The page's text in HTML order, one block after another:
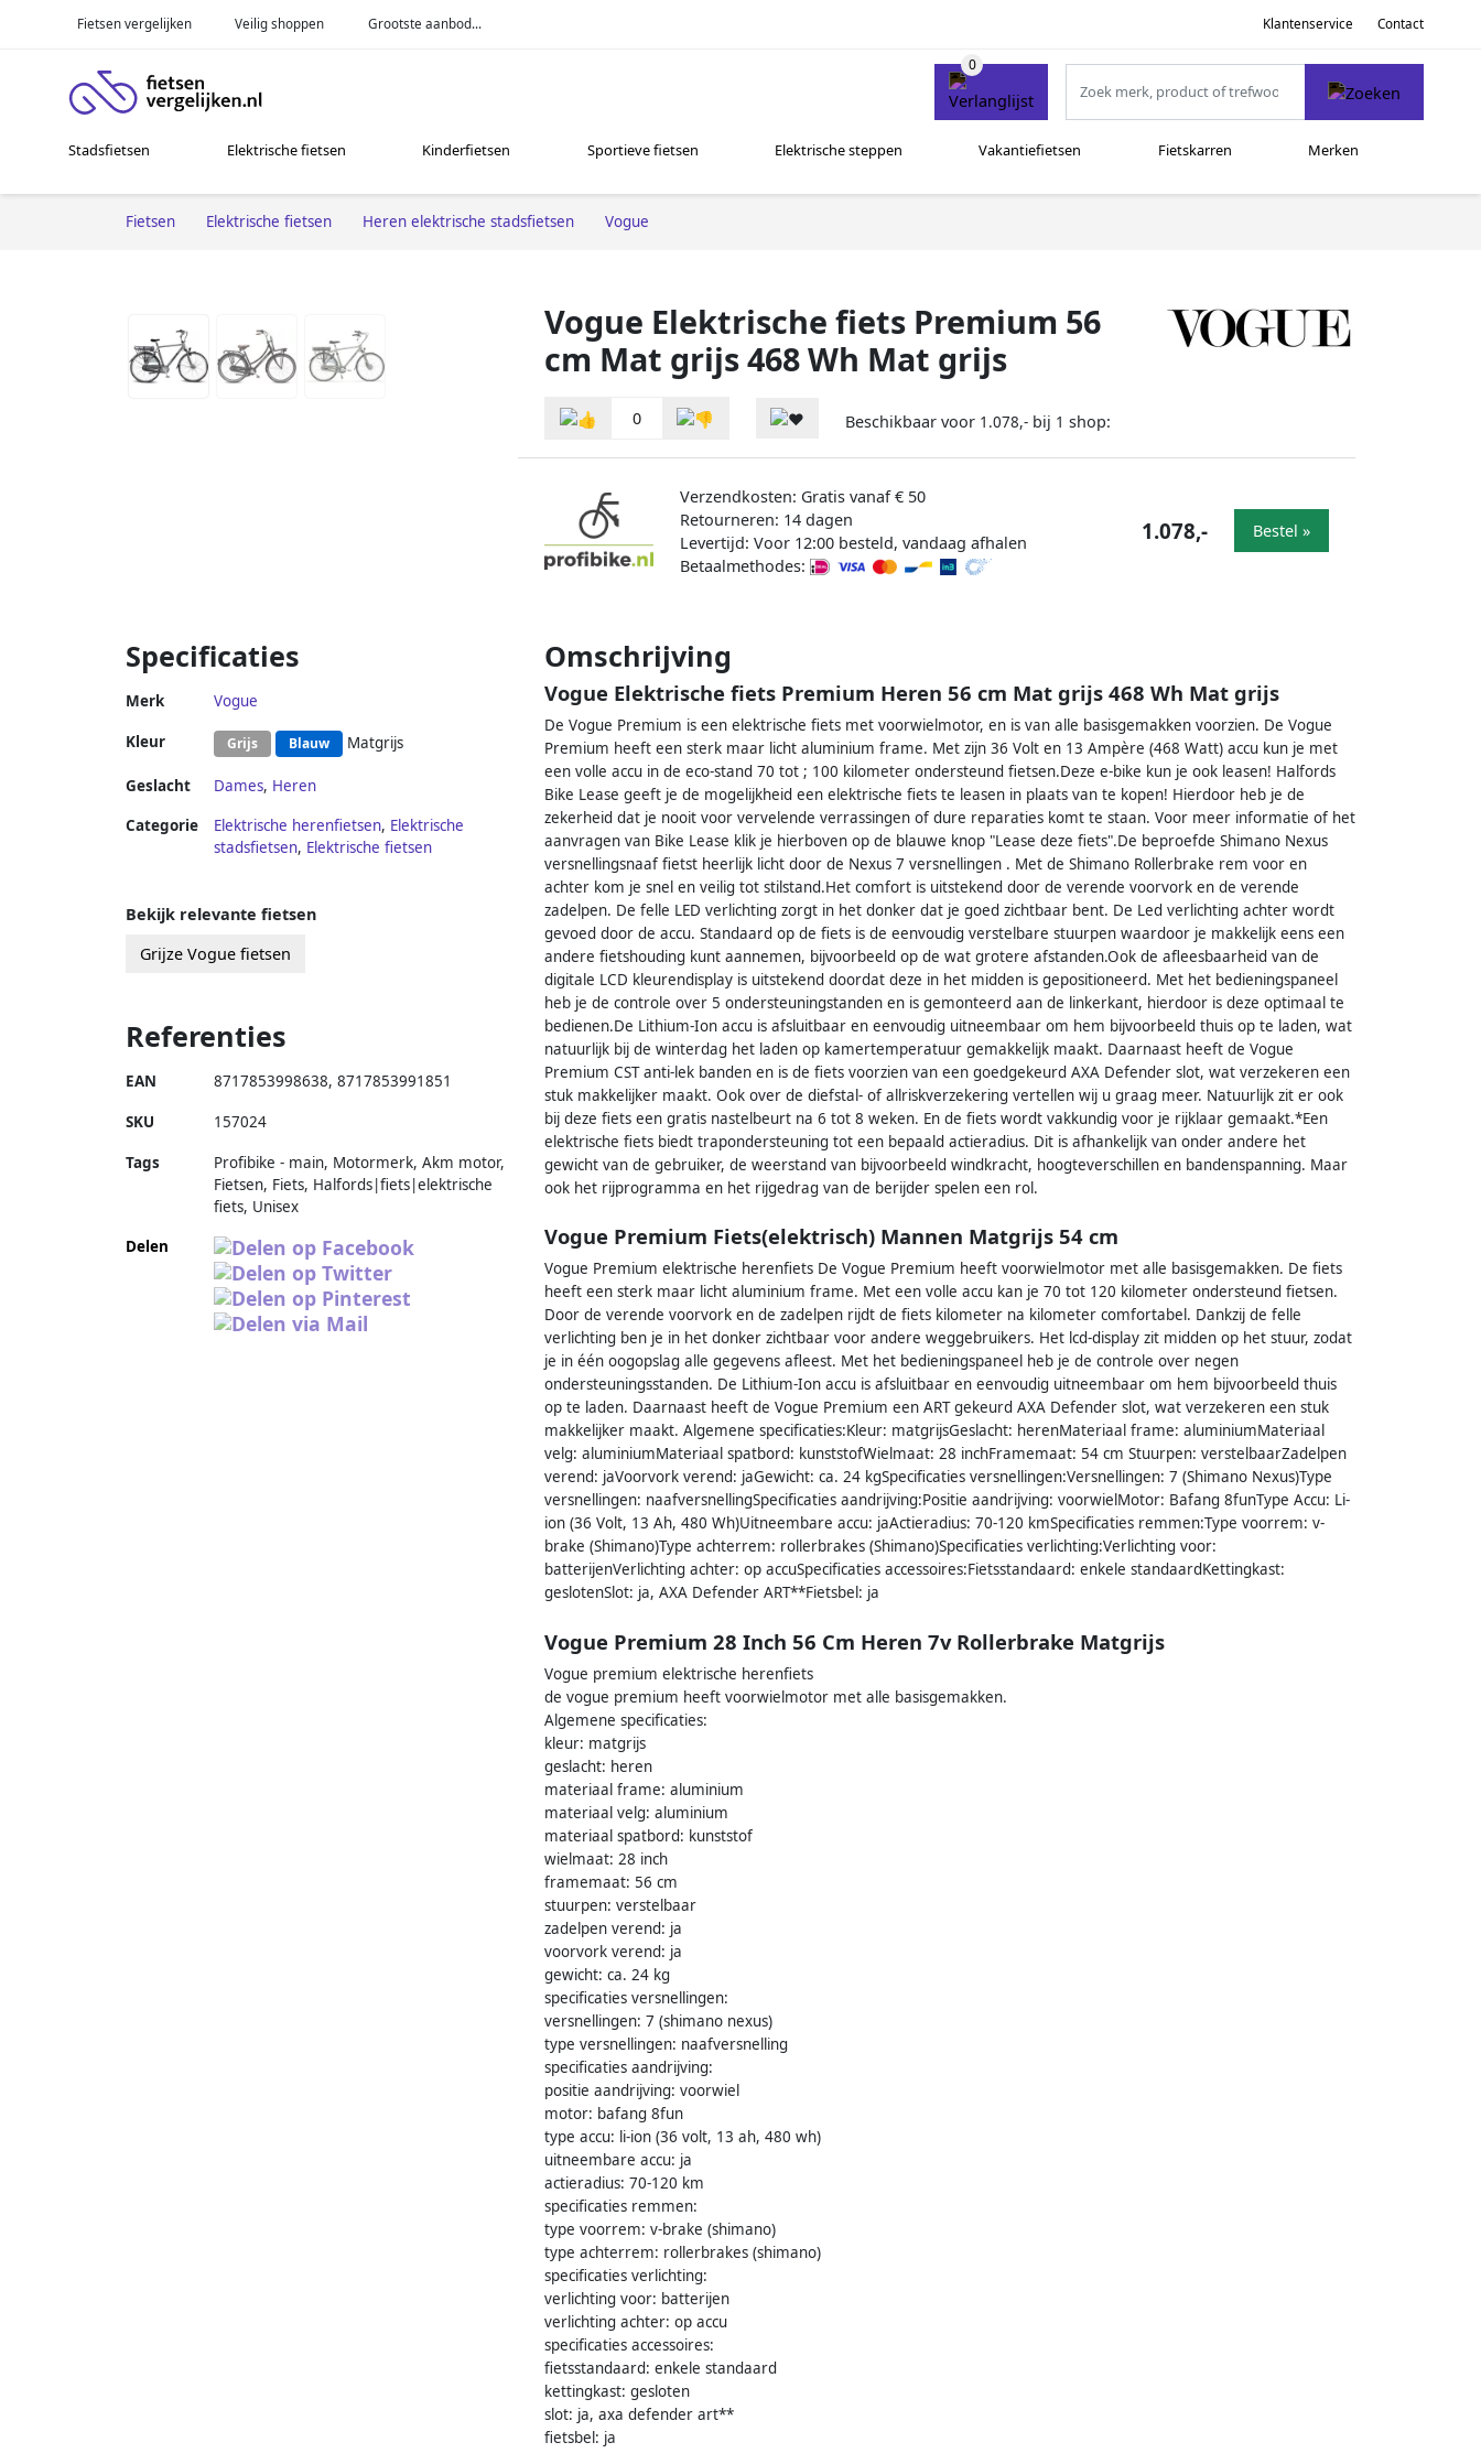
Fietsen vergelijken Veilig shoppen Grootste aanbod... Klantenservice Contact
Stadsfietsen Elektrische fietsen Kinderfietsen Sportieve fietsen Elektrische steppen Vakantiefietsen Fietskarren Merken
Fietsen Elektrische fietsen Heren elektrische stadsfietsen Vogue
Vogue Elektrische fiets Premium 56
cm Mat grijs 468 Wh Mat grijs
0 Beschikbaar voor 1.078,- bij 1 shop:
Verzendkosten: Gratis vanaf € 50
Retourneren: 14 dagen
Levertijd: Voor 12:00 besteld, vandaag afhalen
Betaalmethodes:
1.078,- Bestel »
Specificaties
Merk Vogue
Kleur Grijs Blauw Matgrijs
Geslacht Dames, Heren
Categorie
Elektrische herenfietsen, Elektrische
stadsfietsen, Elektrische fietsen
Omschrijving
Vogue Elektrische fiets Premium Heren 56 cm Mat grijs 468 Wh Mat grijs
De Vogue Premium is een elektrische fiets met voorwielmotor, en is van alle basisgemakken voorzien. De Vogue
Premium heeft een sterk maar licht aluminium frame. Met zijn 36 Volt en 13 Ampère (468 Watt) accu kun je met
een volle accu in de eco-stand 70 tot ; 100 kilometer ondersteund fietsen.Deze e-bike kun je ook leasen! Halfords
Bike Lease geeft je de mogelijkheid een elektrische fiets te leasen in plaats van te kopen! Hierdoor heb je de
zekerheid dat je nooit voor vervelende verrassingen of dure reparaties komt te staan. Voor meer informatie of het
aanvragen van Bike Lease klik je hierboven op de blauwe knop "Lease deze fiets".De beproefde Shimano Nexus
versnellingsnaaf fietst heerlijk licht door de Nexus 7 versnellingen . Met de Shimano Rollerbrake rem voor en
achter kom je snel en veilig tot stilstand.Het comfort is uitstekend door de verende voorvork en de verende
zadelpen. De felle LED verlichting zorgt in het donker dat je goed zichtbaar bent. De Led verlichting achter wordt
gevoed door de accu. Standaard op de fiets is de eenvoudig verstelbare stuurpen waardoor je makkelijk eens een
andere fietshouding kunt aannemen, bijvoorbeeld op de wat grotere afstanden.Ook de afleesbaarheid van de
digitale LCD kleurendisplay is uitstekend doordat deze in het midden is gepositioneerd. Met het bedieningspaneel
heb je de controle over 5 ondersteuningstanden en is gemonteerd aan de linkerkant, hierdoor is deze optimaal te
bedienen.De Lithium-Ion accu is afsluitbaar en eenvoudig uitneembaar om hem bijvoorbeeld thuis op te laden, wat
natuurlijk bij de winterdag het laden op kamertemperatuur gemakkelijk maakt. Daarnaast heeft de Vogue
Premium CST anti-lek banden en is de fiets voorzien van een goedgekeurd AXA Defender slot, wat verzekeren een
stuk makkelijker maakt. Ook over de diefstal- of allriskverzekering vertellen wij u graag meer. Natuurlijk zit er ook
bij deze fiets een gratis nastelbeurt na 6 tot 8 weken. En de fiets wordt vakkundig voor je rijklaar gemaakt.*Een
elektrische fiets biedt trapondersteuning tot een bepaald actieradius. Dit is afhankelijk van onder andere het
gewicht van de gebruiker, de weerstand van bijvoorbeeld windkracht, hoogteverschillen en bandenspanning. Maar
ook het rijprogramma en het rijgedrag van de berijder spelen een rol.
Vogue Premium Fiets(elektrisch) Mannen Matgrijs 54 cm
Vogue Premium elektrische herenfiets De Vogue Premium heeft voorwielmotor met alle basisgemakken. De fiets
heeft een sterk maar licht aluminium frame. Met een volle accu kan je 70 tot 120 kilometer ondersteund fietsen.
Door de verende voorvork en de zadelpen rijdt de fiets kilometer na kilometer comfortabel. Dankzij de felle
verlichting ben je in het donker zichtbaar voor andere weggebruikers. Het lcd-display zit midden op het stuur, zodat
je in één oogopslag alle gegevens afleest. Met het bedieningspaneel heb je de controle over negen
ondersteuningsstanden. De Lithium-Ion accu is afsluitbaar en eenvoudig uitneembaar om hem bijvoorbeeld thuis
op te laden. Daarnaast heeft de Vogue Premium een ART gekeurd AXA Defender slot, wat verzekeren een stuk
makkelijker maakt. Algemene specificaties:Kleur: matgrijsGeslacht: herenMateriaal frame: aluminiumMateriaal
velg: aluminiumMateriaal spatbord: kunststofWielmaat: 28 inchFramemaat: 54 cm Stuurpen: verstelbaarZadelpen
verend: jaVoorvork verend: jaGewicht: ca. 24 kgSpecificaties versnellingen:Versnellingen: 7 (Shimano Nexus)Type
versnellingen: naafversnellingSpecificaties aandrijving:Positie aandrijving: voorwielMotor: Bafang 8funType Accu: Li-
ion (36 Volt, 13 Ah, 480 Wh)Uitneembare accu: jaActieradius: 70-120 kmSpecificaties remmen:Type voorrem: v-
brake (Shimano)Type achterrem: rollerbrakes (Shimano)Specificaties verlichting:Verlichting voor:
batterijenVerlichting achter: op accuSpecificaties accessoires:Fietsstandaard: enkele standaardKettingkast:
geslotenSlot: ja, AXA Defender ART**Fietsbel: ja
Vogue Premium 28 Inch 56 Cm Heren 7v Rollerbrake Matgrijs
Vogue premium elektrische herenfiets
de vogue premium heeft voorwielmotor met alle basisgemakken.
Algemene specificaties:
kleur: matgrijs
geslacht: heren
materiaal frame: aluminium
materiaal velg: aluminium
materiaal spatbord: kunststof
wielmaat: 28 inch
framemaat: 56 cm
stuurpen: verstelbaar
zadelpen verend: ja
voorvork verend: ja
gewicht: ca. 24 kg
specificaties versnellingen:
versnellingen: 7 (shimano nexus)
type versnellingen: naafversnelling
specificaties aandrijving:
positie aandrijving: voorwiel
motor: bafang 8fun
type accu: li-ion (36 volt, 13 ah, 480 wh)
uitneembare accu: ja
actieradius: 70-120 km
specificaties remmen:
type voorrem: v-brake (shimano)
type achterrem: rollerbrakes (shimano)
specificaties verlichting:
verlichting voor: batterijen
verlichting achter: op accu
specificaties accessoires:
fietsstandaard: enkele standaard
kettingkast: gesloten
slot: ja, axa defender art**
fietsbel: ja
Bekijk relevante fietsen
Grijze Vogue fietsen
Referenties
EAN 8717853998638, 8717853991851
SKU 157024
Tags
Profibike - main, Motormerk, Akm motor,
Fietsen, Fiets, Halfords|fiets|elektrische
fiets, Unisex
Delen